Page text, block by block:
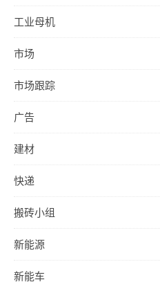
工业母机
市场
市场跟踪
广告
建材
快递
搬砖小组
新能源
新能车